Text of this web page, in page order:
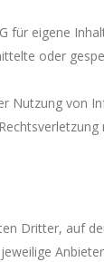
für eigene
oder
Nutzung von
Dritter, auf